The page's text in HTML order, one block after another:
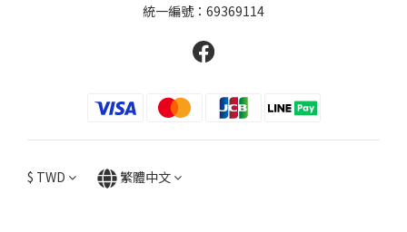
統一編號：69369114
$ TWD 繁體中文